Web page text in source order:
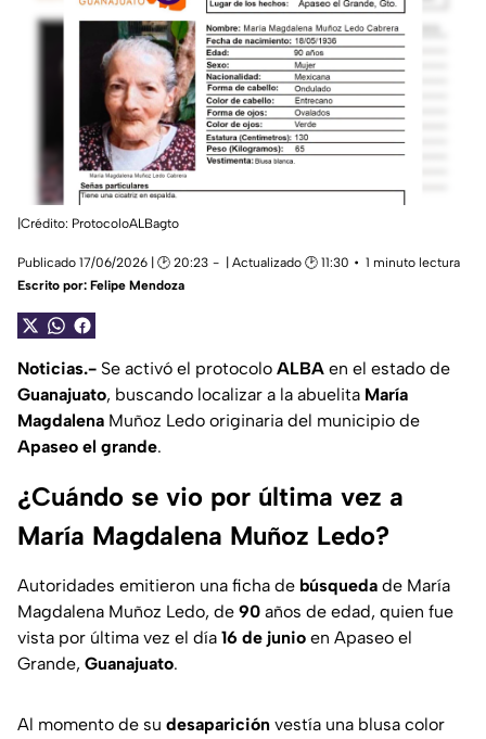
|Crédito: ProtocoloALBagto
Publicado 17/06/2026 | 🕑 20:23 | Actualizado 🕑 11:30
1 minuto lectura
Escrito por: Felipe Mendoza
Noticias.- Se activó el protocolo ALBA en el estado de
Guanajuato, buscando localizar a la abuelita María
Magdalena Muñoz Ledo originaria del municipio de
Apaseo el grande.
¿Cuándo se vio por última vez a
María Magdalena Muñoz Ledo?
Autoridades emitieron una ficha de búsqueda de María
Magdalena Muñoz Ledo, de 90 años de edad, quien fue
vista por última vez el día 16 de junio en Apaseo el
Grande, Guanajuato.
Al momento de su desaparición vestía una blusa color